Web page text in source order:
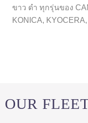
ขาว ดำ ทุกรุ่นของ
KONICA,
OUR